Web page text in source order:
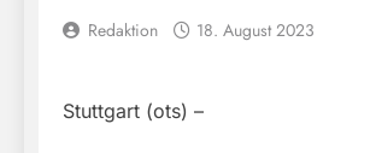
Redaktion 18. August 2023
Stuttgart (ots) –